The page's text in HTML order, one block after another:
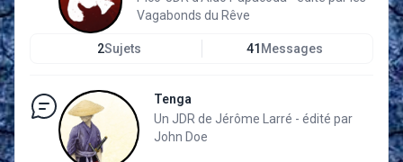
Vagabonds du Rêve
2Sujets 41 Messages
Tenga
Un JDR de Jérôme Larré - édité par
John Doe